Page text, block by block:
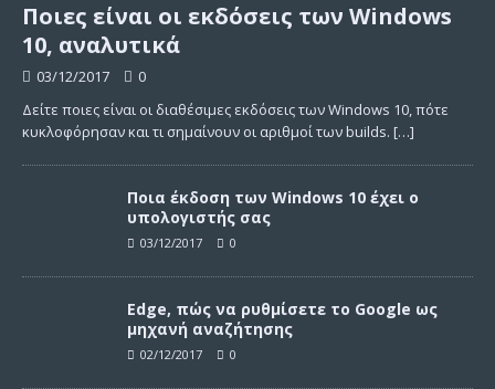
Ποιες είναι οι εκδόσεις των Windows
10, αναλυτικά
03/12/2017
0
Δείτε ποιες είναι οι διαθέσιμες εκδόσεις των Windows 10, πότε
κυκλοφόρησαν και τι σημαίνουν οι αριθμοί των builds. […]
Ποια έκδοση των Windows 10 έχει ο
υπολογιστής σας
03/12/2017 0
Edge, πώς να ρυθμίσετε το Google ως
μηχανή αναζήτησης
02/12/2017 0